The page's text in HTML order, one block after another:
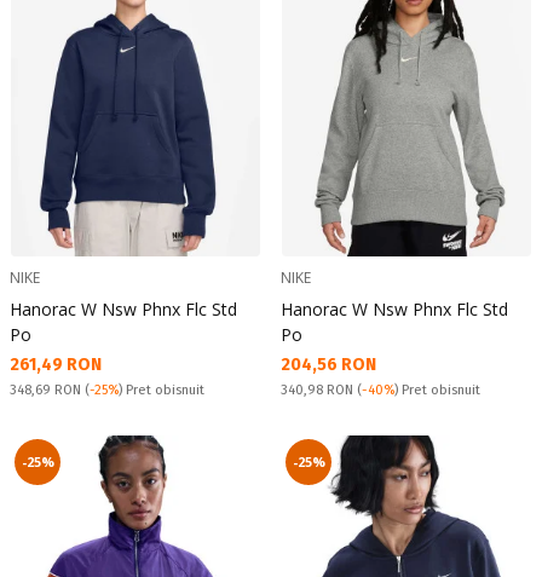
NIKE
Hanorac W Nsw Phnx Flc Std
Po
Текуща цена:
261,49 RON
Pret obisnuit:
348,69 RON (-25%) Pret obisnuit
NIKE
Hanorac W Nsw Phnx Flc Std
Po
Текуща цена:
204,56 RON
Pret obisnuit:
340,98 RON (-40%) Pret obisnuit
-25% -25%